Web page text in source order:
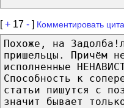
[+ 17 - ] Комментировать
Похоже, на
пришельцы. Причём
исполненные
Способность к
статьи пишутся с
значит бывает